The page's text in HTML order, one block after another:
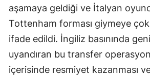
aşamaya geldiği ve İtalyan
Tottenham forması giymeye
ifade edildi. İngiliz basınında
uyandıran bu transfer
içerisinde resmiyet kazanması